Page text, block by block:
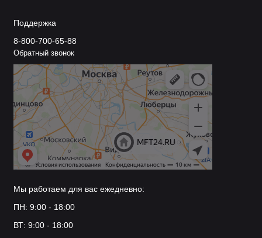
Поддержка
8-800-700-65-88
Обратный звонок
Мы работаем для вас ежедневно:
ПН: 9:00 - 18:00
ВТ: 9:00 - 18:00